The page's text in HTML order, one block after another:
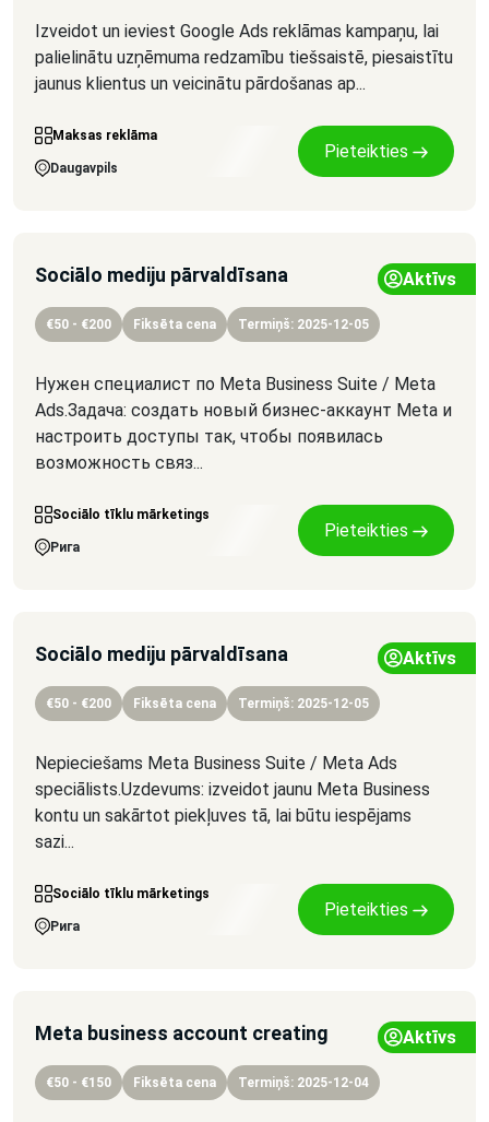
Izveidot un ieviest Google Ads reklāmas kampaņu, lai
palielinātu uzņēmuma redzamību tiešsaistē, piesaistītu
jaunus klientus un veicinātu pārdošanas ap...
Maksas reklāma
Daugavpils
Pieteikties
Sociālo mediju pārvaldīsana Aktīvs
€50 - €200 Fiksēta cena Termiņš: 2025-12-05
Нужен специалист по Meta Business Suite / Meta
Ads.Задача: создать новый бизнес-аккаунт Meta и
настроить доступы так, чтобы появилась
возможность связ...
Sociālo tīklu mārketings
Рига
Pieteikties
Sociālo mediju pārvaldīsana Aktīvs
€50 - €200 Fiksēta cena Termiņš: 2025-12-05
Nepieciešams Meta Business Suite / Meta Ads
speciālists.Uzdevums: izveidot jaunu Meta Business
kontu un sakārtot piekļuves tā, lai būtu iespējams
sazi...
Sociālo tīklu mārketings
Рига
Pieteikties
Meta business account creating Aktīvs
€50 - €150 Fiksēta cena Termiņš: 2025-12-04